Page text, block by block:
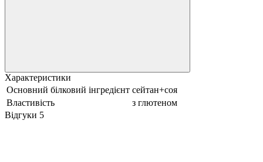
Характеристики
Основний білковий інгредієнт сейтан+соя
Властивість
з глютеном
Відгуки 5